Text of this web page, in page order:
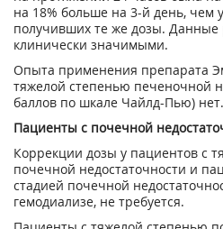
на 18% больше на 3-й день, чем
получивших те же дозы.
клинически значимыми.
Опыта применения препарата
тяжелой степенью печеночной
баллов по шкале Чайлд-Пью) нет.
Пациенты с почечной
Коррекции дозы у пациентов с
почечной недостаточности и
стадией почечной
гемодиализе, не требуется.